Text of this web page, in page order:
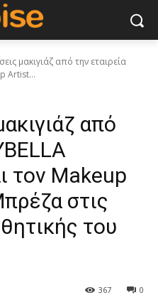
μακιγιάζ από την εταιρεία
Artist...
από
τον Makeup
στις
του
0
367